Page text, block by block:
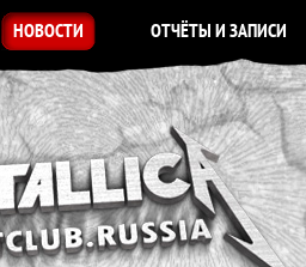
НОВОСТИ ОТЧЁТЫ И ЗАПИСИ